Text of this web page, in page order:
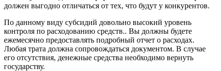
должен выгодно отличаться от тех, что будут у конкурентов.
По данному виду субсидий довольно высокий уровень
контроля по расходованию средств.. Вы должны будете
ежемесячно предоставлять подробный отчет о расходах.
Любая трата должна сопровождаться документом. В случае
его отсутствия, денежные средства необходимо вернуть
государству.